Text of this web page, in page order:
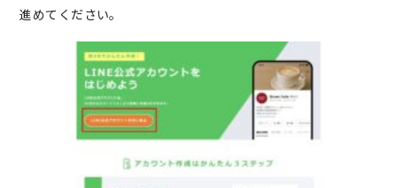
進めてください。